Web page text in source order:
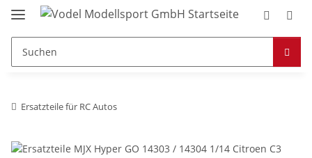
Ersatzteile für RC Autos